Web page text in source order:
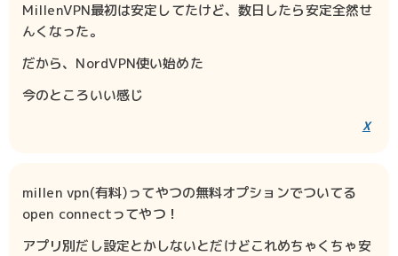
MillenVPN最初は安定してたけど、数日したら安定全然せ
んくなった。
だから、NordVPN使い始めた
今のところいい感じ
X
millen vpn(有料)ってやつの無料オプションでついてる
open connectってやつ！
アプリ別だし設定とかしないとだけどこれめちゃくちゃ安